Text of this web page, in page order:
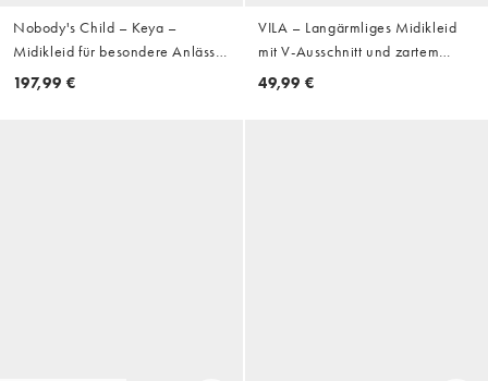
Nobody's Child – Keya –
Midikleid für besondere Anlässe
in Gelb mit Rückenausschnitt
197,99 €
VILA – Langärmliges Midikleid
mit V-Ausschnitt und zartem
Blumenmuster
49,99 €